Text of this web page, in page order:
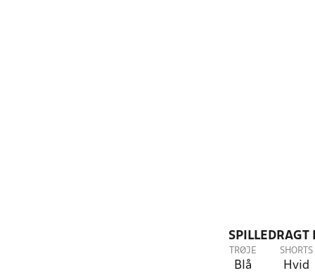
SPILLEDRAGT
TRØJE
Blå
SHORTS
Hvid